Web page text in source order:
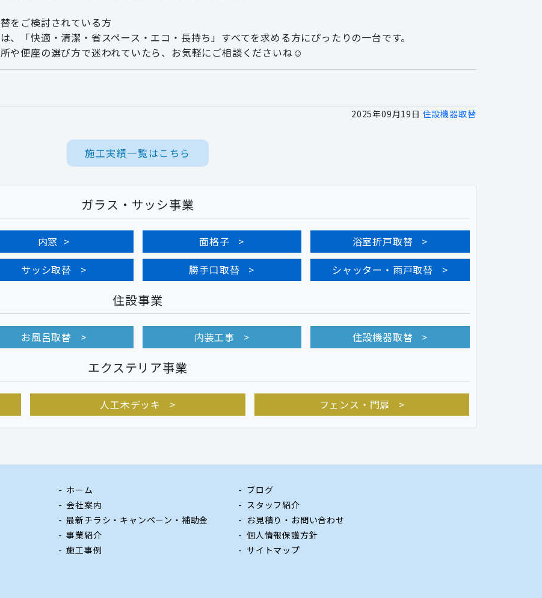
をご検討されている方
、「快適・清潔・省スペース・エコ・長持ち」すべてを求める方にぴったりの一台です。
や便座の選び方で迷われていたら、お気軽にご相談くださいね☺
2025年09月19日 住設機器取替
施工実績一覧はこちら
ガラス・サッシ事業
内窓 面格子
浴室折戸取替
サッシ取替 勝手口取替 シャッター・雨戸取替
住設事業
お風呂取替 内装工事 住設機器取替
エクステリア事業
人工木デッキ フェンス・門扉
ホーム
会社案内
最新チラシ・キャンペーン・補助金
事業紹介
施工事例
ブログ
スタッフ紹介
お見積り・お問い合わせ
個人情報保護方針
サイトマップ